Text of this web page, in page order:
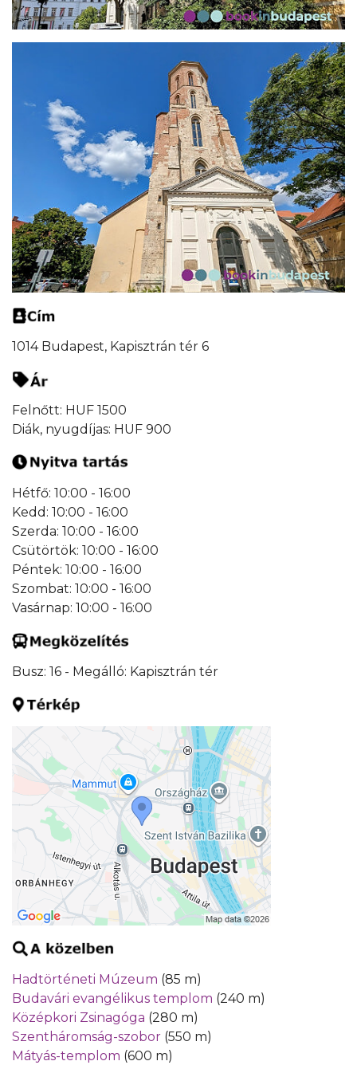
1014 Budapest, Kapisztrán tér 6
Felnőtt: HUF 1500
Diák, nyugdíjas: HUF 900
Hétfő: 10:00 - 16:00
Kedd: 10:00 - 16:00
Szerda: 10:00 - 16:00
Csütörtök: 10:00 - 16:00
Péntek: 10:00 - 16:00
Szombat: 10:00 - 16:00
Vasárnap: 10:00 - 16:00
Busz: 16 - Megálló: Kapisztrán tér
Hadtörténeti Múzeum (85 m)
Budavári evangélikus templom (240 m)
Középkori Zsinagóga (280 m)
Szentháromság-szobor (550 m)
Mátyás-templom (600 m)